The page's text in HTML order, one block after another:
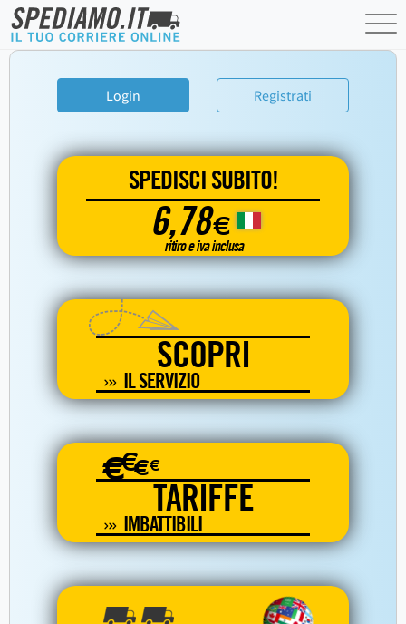
Login Registrati
SPEDISCI SUBITO!
6,78€
ritiro e iva inclusa
SCOPRI
IL SERVIZIO
€€€€
TARIFFE
IMBATTIBILI